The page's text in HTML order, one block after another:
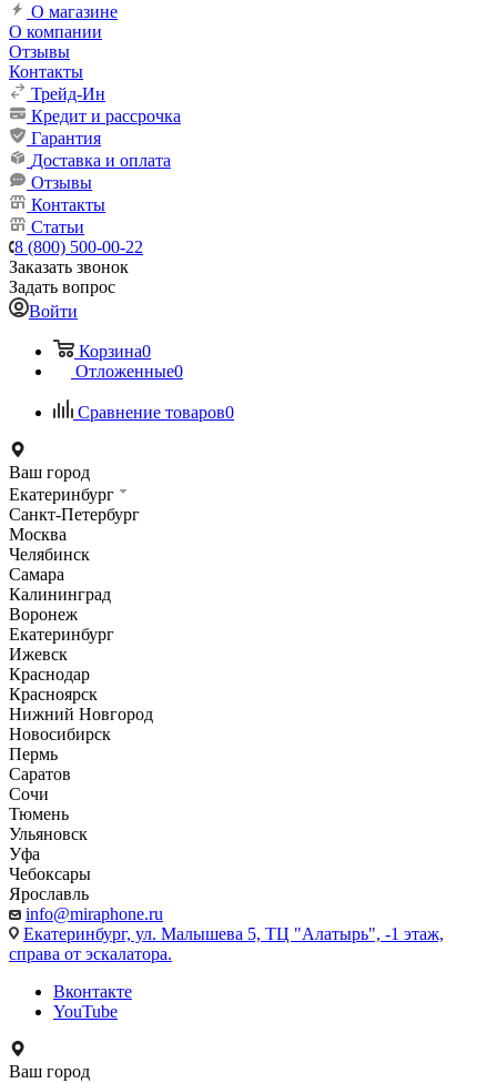
О магазине
О компании
Отзывы
Контакты
Трейд-Ин
Кредит и рассрочка
Гарантия
Доставка и оплата
Отзывы
Контакты
Статьи
8 (800) 500-00-22
Заказать звонок
Задать вопрос
Войти
Корзина0
Отложенные0
Сравнение товаров0
Ваш город
Екатеринбург
Санкт-Петербург
Москва
Челябинск
Самара
Калининград
Воронеж
Екатеринбург
Ижевск
Краснодар
Красноярск
Нижний Новгород
Новосибирск
Пермь
Саратов
Сочи
Тюмень
Ульяновск
Уфа
Чебоксары
Ярославль
info@miraphone.ru
Екатеринбург, ул. Малышева 5, ТЦ "Алатырь", -1 этаж,
справа от эскалатора.
Вконтакте
YouTube
Ваш город